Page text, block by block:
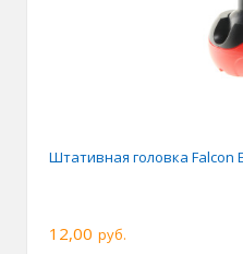
Штативная головка Falcon
12,00 руб.